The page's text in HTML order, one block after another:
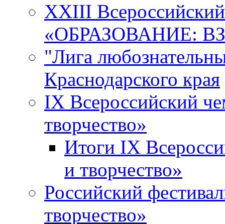
XXIII
«ОБРАЗОВАНИЕ:
"Лига
Краснодарского края
IX Всероссийский
творчество»
Итоги IX
и творчество»
Российский
творчество»